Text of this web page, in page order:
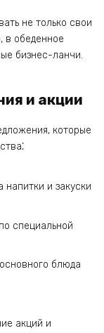
не только свои
в обеденное
бизнес-ланчи.
и акции
которые
и закуски
специальной
блюда
акций и